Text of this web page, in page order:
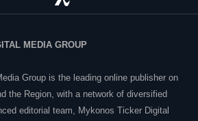
MEDIA GROUP
Group is the leading online publisher on
the Region, with a network of diversified
editorial team, Mykonos Ticker Digital